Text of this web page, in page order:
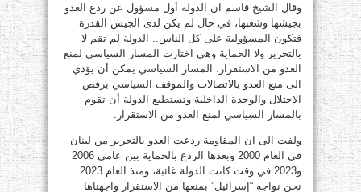
وقال الشيخ قاسم ان الدولة أول مسؤول عن ردع العدو
بجيشها وشعبها، في حال لم يكن لدى الجيش القدرة
فتكون المسؤولية على كل الناس.. الدولة لم تقم لا
بالتحرير ولا الحماية وهي اختارت المسار السياسي لمنع
العدو من الاستقرار، المسار السياسي يمكن أن يؤدي
الى منع العدو بالاتصالات والموقف السياسي برفض
الاحتلال والوحدة الداخلية وتستطيع الدولة أن تقوم
بالمسار السياسي لمنع العدو من الاستقرار.
ولفت الى ان المقاومة ردعت العدو بالتحرير من لبنان
في العام 2000 وبعدها الردع بالحماية بين عامي 2006
و2023 في وقت كانت الدولة غائبة، ومنذ العام 2023
نحن نواجه “إسرائيل” بمنعها من الاستقرار واجهناها